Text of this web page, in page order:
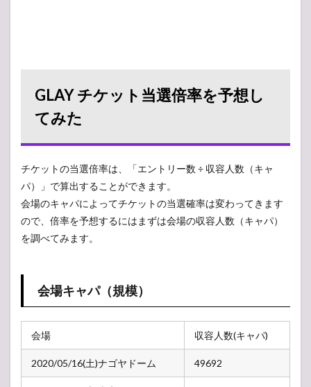
GLAY チケット当選倍率を予想し
てみた
チケットの当選倍率は、「エントリー数 ÷ 収容人数（キャ
パ）」で算出することができます。
会場のキャパによってチケットの当選確率は変わってきます
ので、倍率を予想するにはまずは会場の収容人数（キャパ）
を調べてみます。
会場キャパ（規模）
会場 収容人数(キャパ)
2020/05/16(土)ナゴヤドーム 49692